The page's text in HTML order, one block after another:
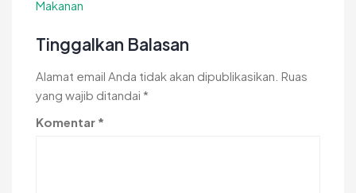
Makanan
Tinggalkan Balasan
Alamat email Anda tidak akan dipublikasikan. Ruas
yang wajib ditandai *
Komentar *